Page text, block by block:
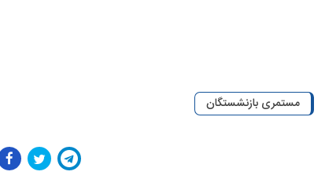
مستمری بازنشستگان